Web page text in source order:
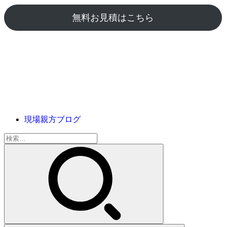
無料お見積はこちら
現場親方ブログ
検
索: